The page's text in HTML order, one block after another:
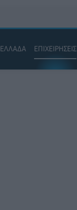
ΕΛΛΑΔΑ ΕΠΙΧΕΙΡΗΣΕΙΣ